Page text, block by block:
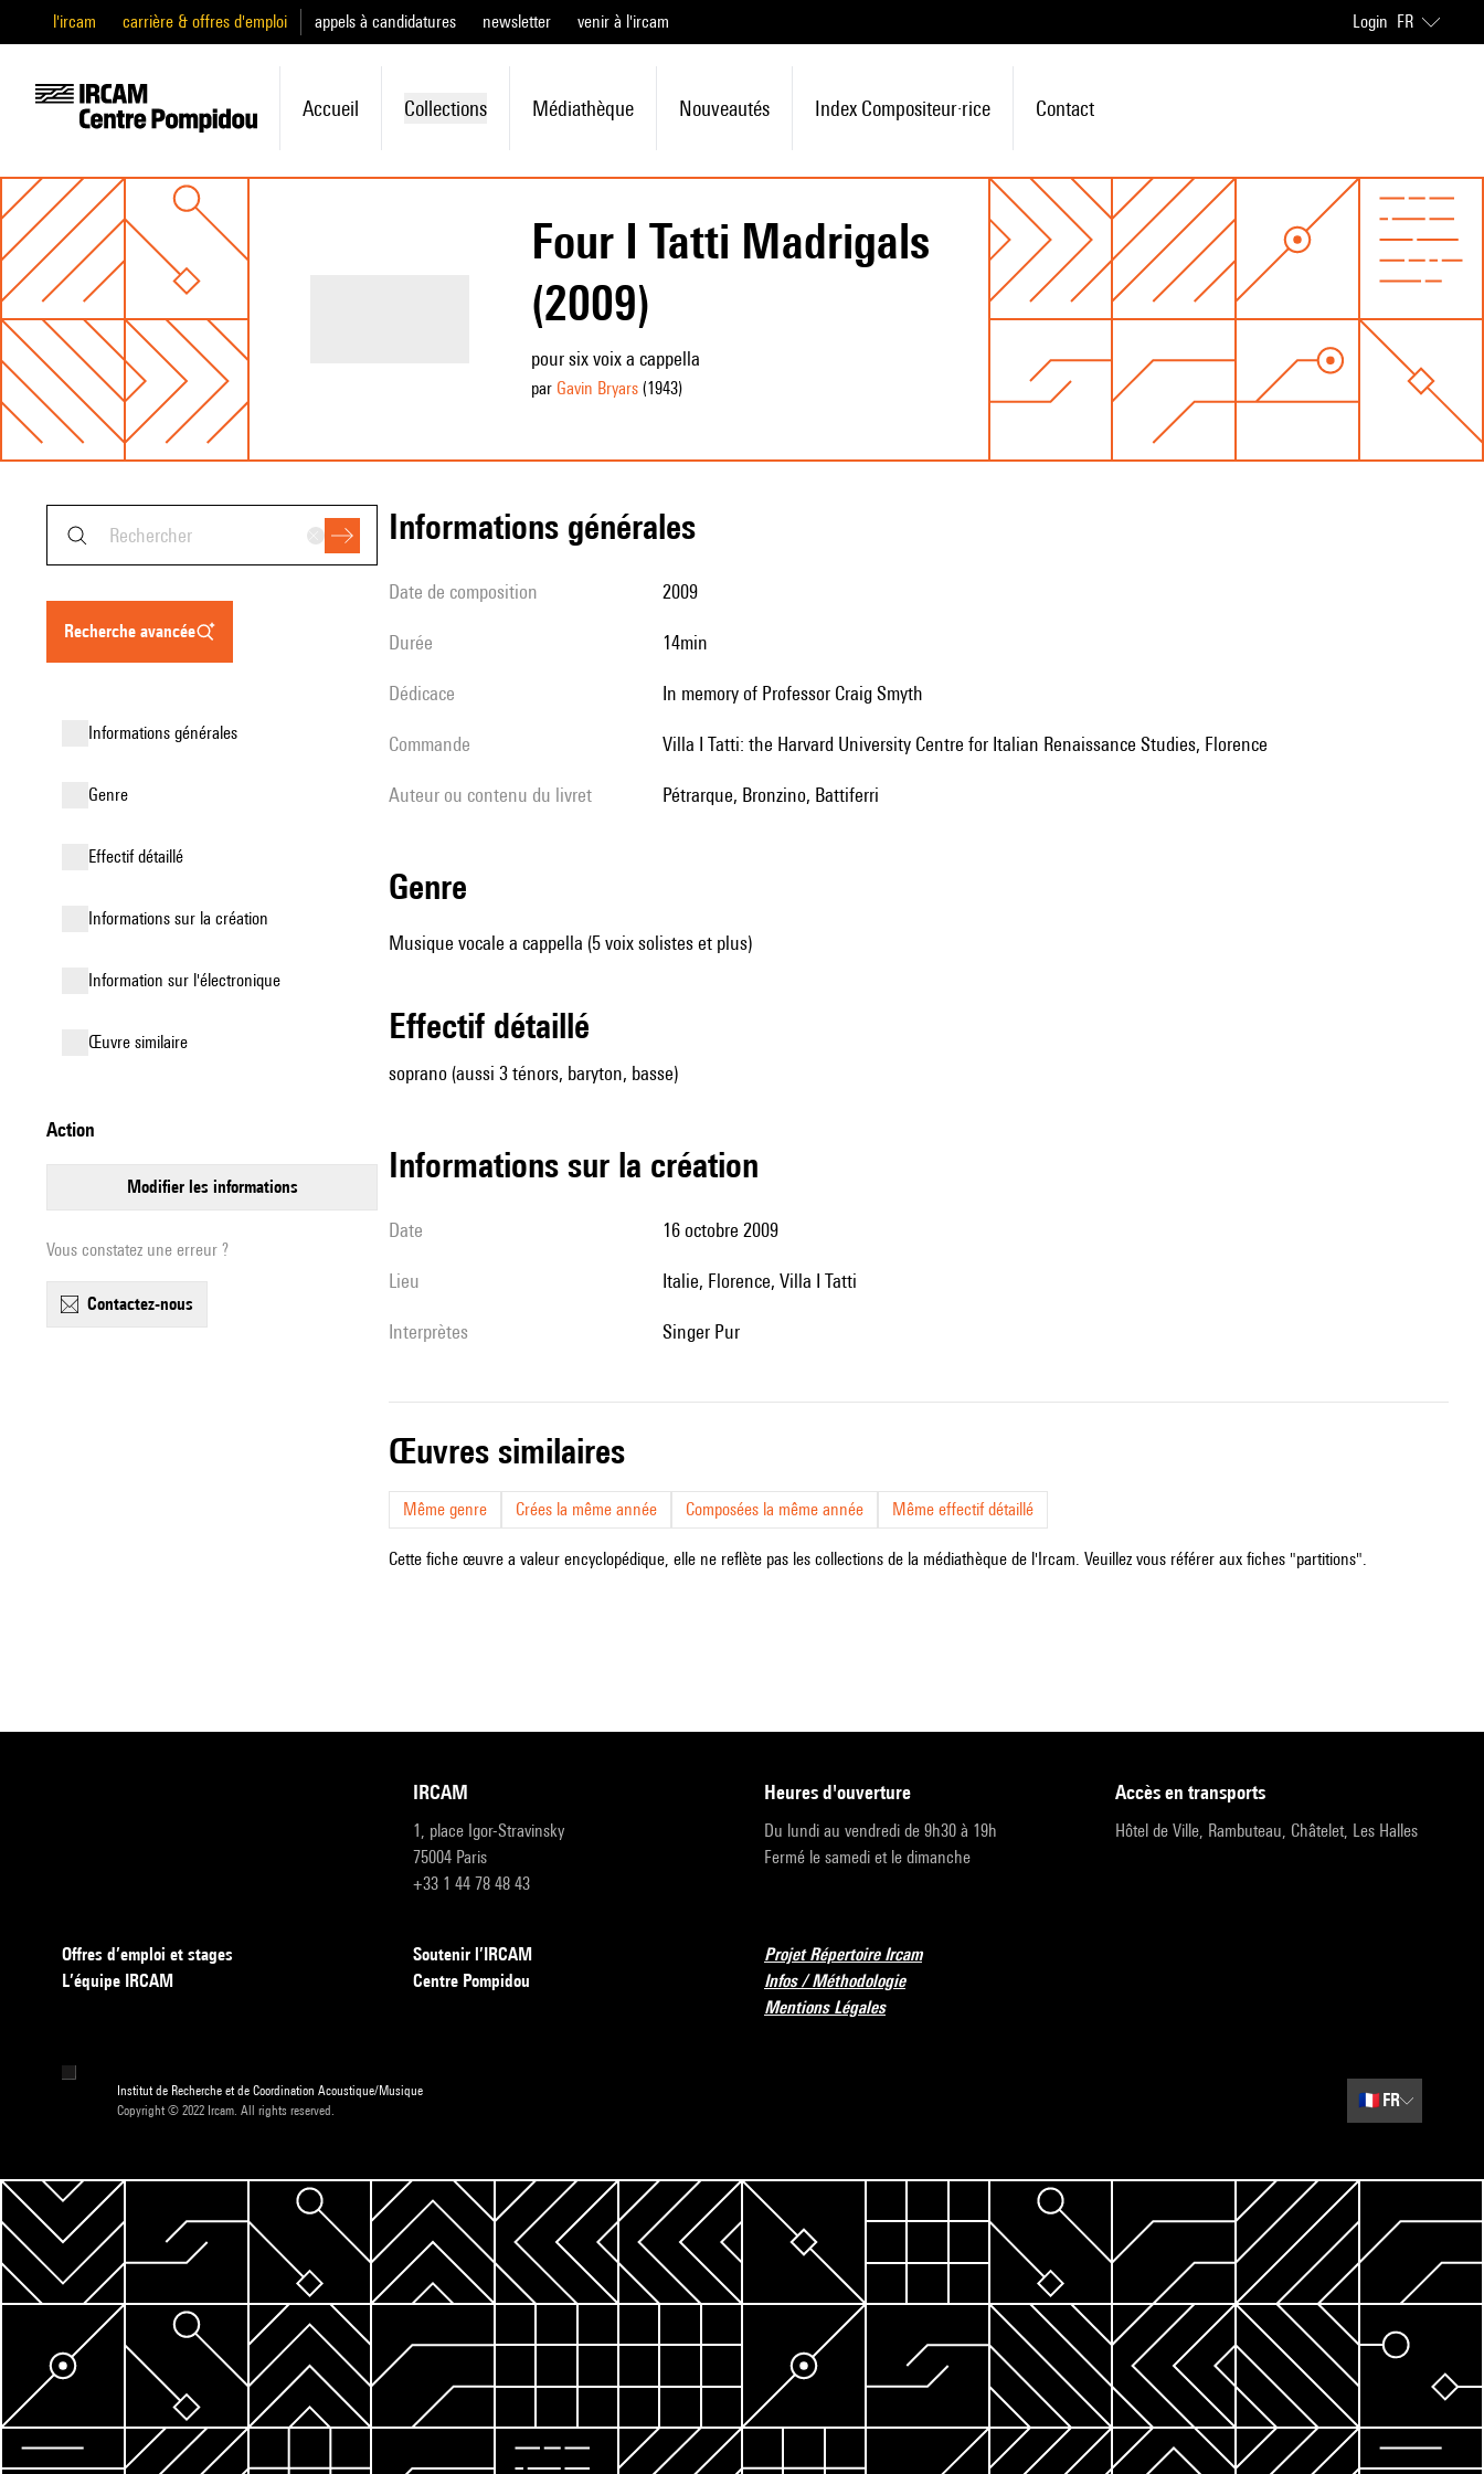
l'ircam carrière & offres d'emploi appels à candidatures newsletter venir à l'ircam Login FR
Accueil Collections Médiathèque Nouveautés Index Compositeur·rice Contact
Four I Tatti Madrigals
(2009)
pour six voix a cappella
par Gavin Bryars(1943)
recherche avancée
informations générales
genre
effectif détaillé
informations sur la création
Information sur l'électronique
œuvre similaire
action
modifier les informations
Vous constatez une erreur ?
contactez-nous
informations générales
date de composition 2009
durée 14min
Dédicace In memory of Professor Craig Smyth
Commande Villa I Tatti: the Harvard University Centre for Italian Renaissance Studies, Florence
Auteur ou contenu du livret Pétrarque, Bronzino, Battiferri
genre
Musique vocale a cappella (5 voix solistes et plus)
effectif détaillé
soprano (aussi 3 ténors, baryton, basse)
informations sur la création
date 16 octobre 2009
lieu Italie, Florence, Villa I Tatti
interprètes Singer Pur
œuvres similaires
Même genre Crées la même année Composées la même année Même effectif détaillé
Cette fiche œuvre a valeur encyclopédique, elle ne reflète pas les collections de la médiathèque de l'Ircam. Veuillez vous référer aux fiches "partitions".
IRCAM
1, place Igor-Stravinsky
75004 Paris
+33 1 44 78 48 43
heures d'ouverture
Du lundi au vendredi de 9h30 à 19h
Fermé le samedi et le dimanche
accès en transports
Hôtel de Ville, Rambuteau, Châtelet, Les Halles
Offres d’emploi et stages
L’équipe IRCAM
Soutenir l’IRCAM
Centre Pompidou
Projet Répertoire Ircam
Infos / Méthodologie
Mentions Légales
Institut de Recherche et de Coordination Acoustique/Musique
Copyright © 2022 Ircam. All rights reserved.
🇫🇷 FR